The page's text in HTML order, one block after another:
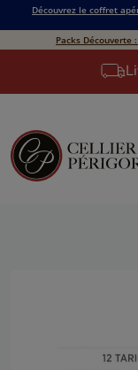
Découvrez le coffret
Packs Découverte